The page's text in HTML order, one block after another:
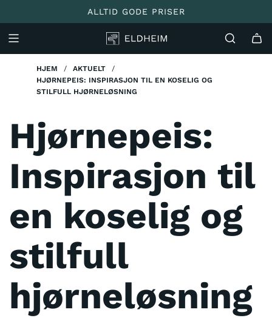
ALLTID GODE PRISER
HJEM / AKTUELT
/
HJØRNEPEIS: INSPIRASJON TIL EN KOSELIG OG
STILFULL HJØRNELØSNING
Hjørnepeis:
Inspirasjon til
en koselig og
stilfull
hjørneløsning